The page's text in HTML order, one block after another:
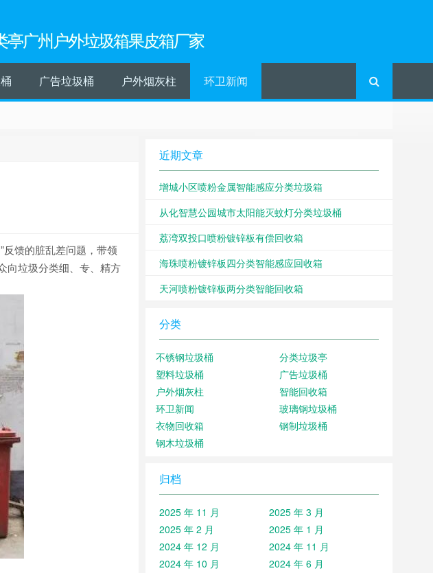
亭广州户外垃圾箱果皮箱厂家
广告垃圾桶 户外烟灰柱 环卫新闻
馈的脏乱差问题，带领
向垃圾分类细、专、精方
近期文章
增城小区喷粉金属智能感应分类垃圾箱
从化智慧公园城市太阳能灭蚊灯分类垃圾桶
荔湾双投口喷粉镀锌板有偿回收箱
海珠喷粉镀锌板四分类智能感应回收箱
天河喷粉镀锌板两分类智能回收箱
分类
不锈钢垃圾桶
分类垃圾亭
塑料垃圾桶
广告垃圾桶
户外烟灰柱
智能回收箱
环卫新闻
玻璃钢垃圾桶
衣物回收箱
钢制垃圾桶
钢木垃圾桶
归档
2025 年 11 月
2025 年 3 月
2025 年 2 月
2025 年 1 月
2024 年 12 月
2024 年 11 月
2024 年 10 月
2024 年 6 月